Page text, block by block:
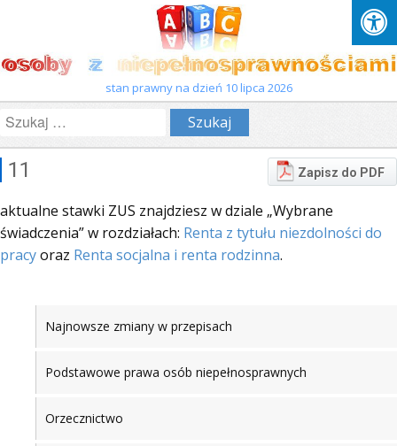
stan prawny na dzień 10 lipca 2026
Zapisz do PDF
11
aktualne stawki ZUS znajdziesz w dziale „Wybrane
świadczenia” w rozdziałach: Renta z tytułu niezdolności do
pracyoraz Renta socjalna i renta rodzinna.
Najnowsze zmiany w przepisach
Podstawowe prawa osób niepełnosprawnych
Orzecznictwo